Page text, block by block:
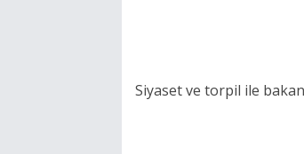
Siyaset ve torpil ile